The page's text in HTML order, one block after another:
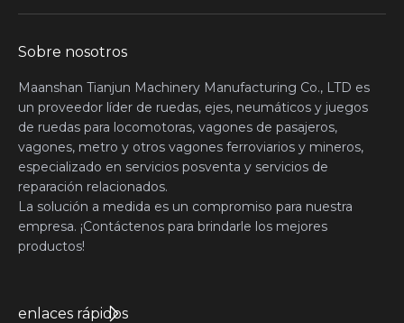
Sobre nosotros
Maanshan Tianjun Machinery Manufacturing Co., LTD es
un proveedor líder de ruedas, ejes, neumáticos y juegos
de ruedas para locomotoras, vagones de pasajeros,
vagones, metro y otros vagones ferroviarios y mineros,
especializado en servicios posventa y servicios de
reparación relacionados.
La solución a medida es un compromiso para nuestra
empresa. ¡Contáctenos para brindarle los mejores
productos!
enlaces rápidos